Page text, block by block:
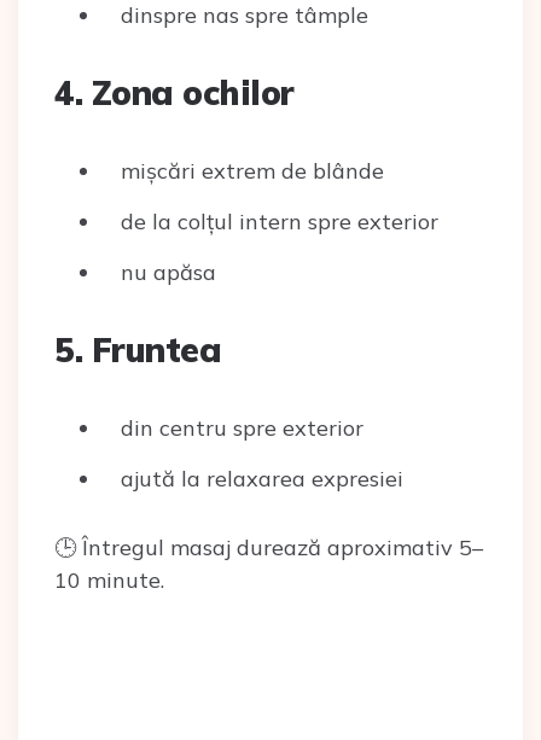
dinspre nas spre tâmple
4. Zona ochilor
mișcări extrem de blânde
de la colțul intern spre exterior
nu apăsa
5. Fruntea
din centru spre exterior
ajută la relaxarea expresiei
🕒 Întregul masaj durează aproximativ 5–
10 minute.